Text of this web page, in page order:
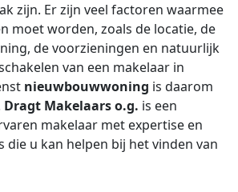
zijn. Er zijn veel factoren waarmee
moet worden, zoals de locatie, de
de voorzieningen en natuurlijk
van een makelaar in
nieuwbouwwoning is daarom
Dragt Makelaars o.g. is een
makelaar met expertise en
die u kan helpen bij het vinden van